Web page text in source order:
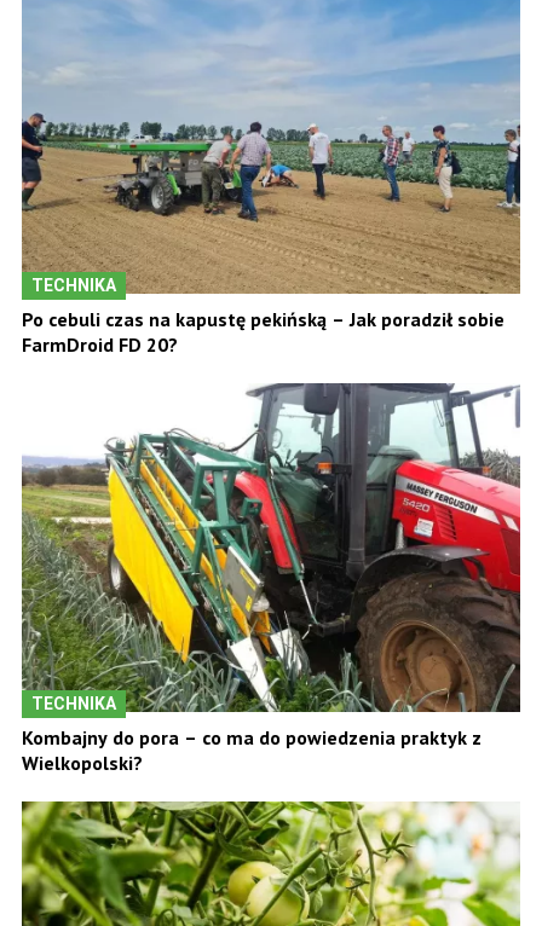
TECHNIKA
Po cebuli czas na kapustę pekińską – Jak poradził sobie
FarmDroid FD 20?
TECHNIKA
Kombajny do pora – co ma do powiedzenia praktyk z
Wielkopolski?